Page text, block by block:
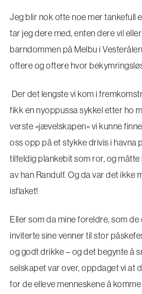
Jeg blir nok ofte noe mer tankefull
tar jeg dere med, enten dere vil
barndommen på Melbu i
oftere og oftere hvor
Der det lengste vi kom i
fikk en nyoppussa sykkel etter ho
verste «jævelskapen» vi kunne
oss opp på et stykke drivis i havna
tilfeldig plankebit som ror, og
av han Randulf. Og da var det ikke
isflaket!
Eller som da mine foreldre, som
inviterte sine venner til stor
og godt drikke – og det begynte å
selskapet var over, oppdaget vi at
for de elleve menneskene å